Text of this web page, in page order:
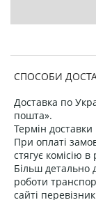
СПОСОБИ
Доставка по
пошта».
Термін
При оплаті
стягує комісію
Більш детально
роботи
сайті